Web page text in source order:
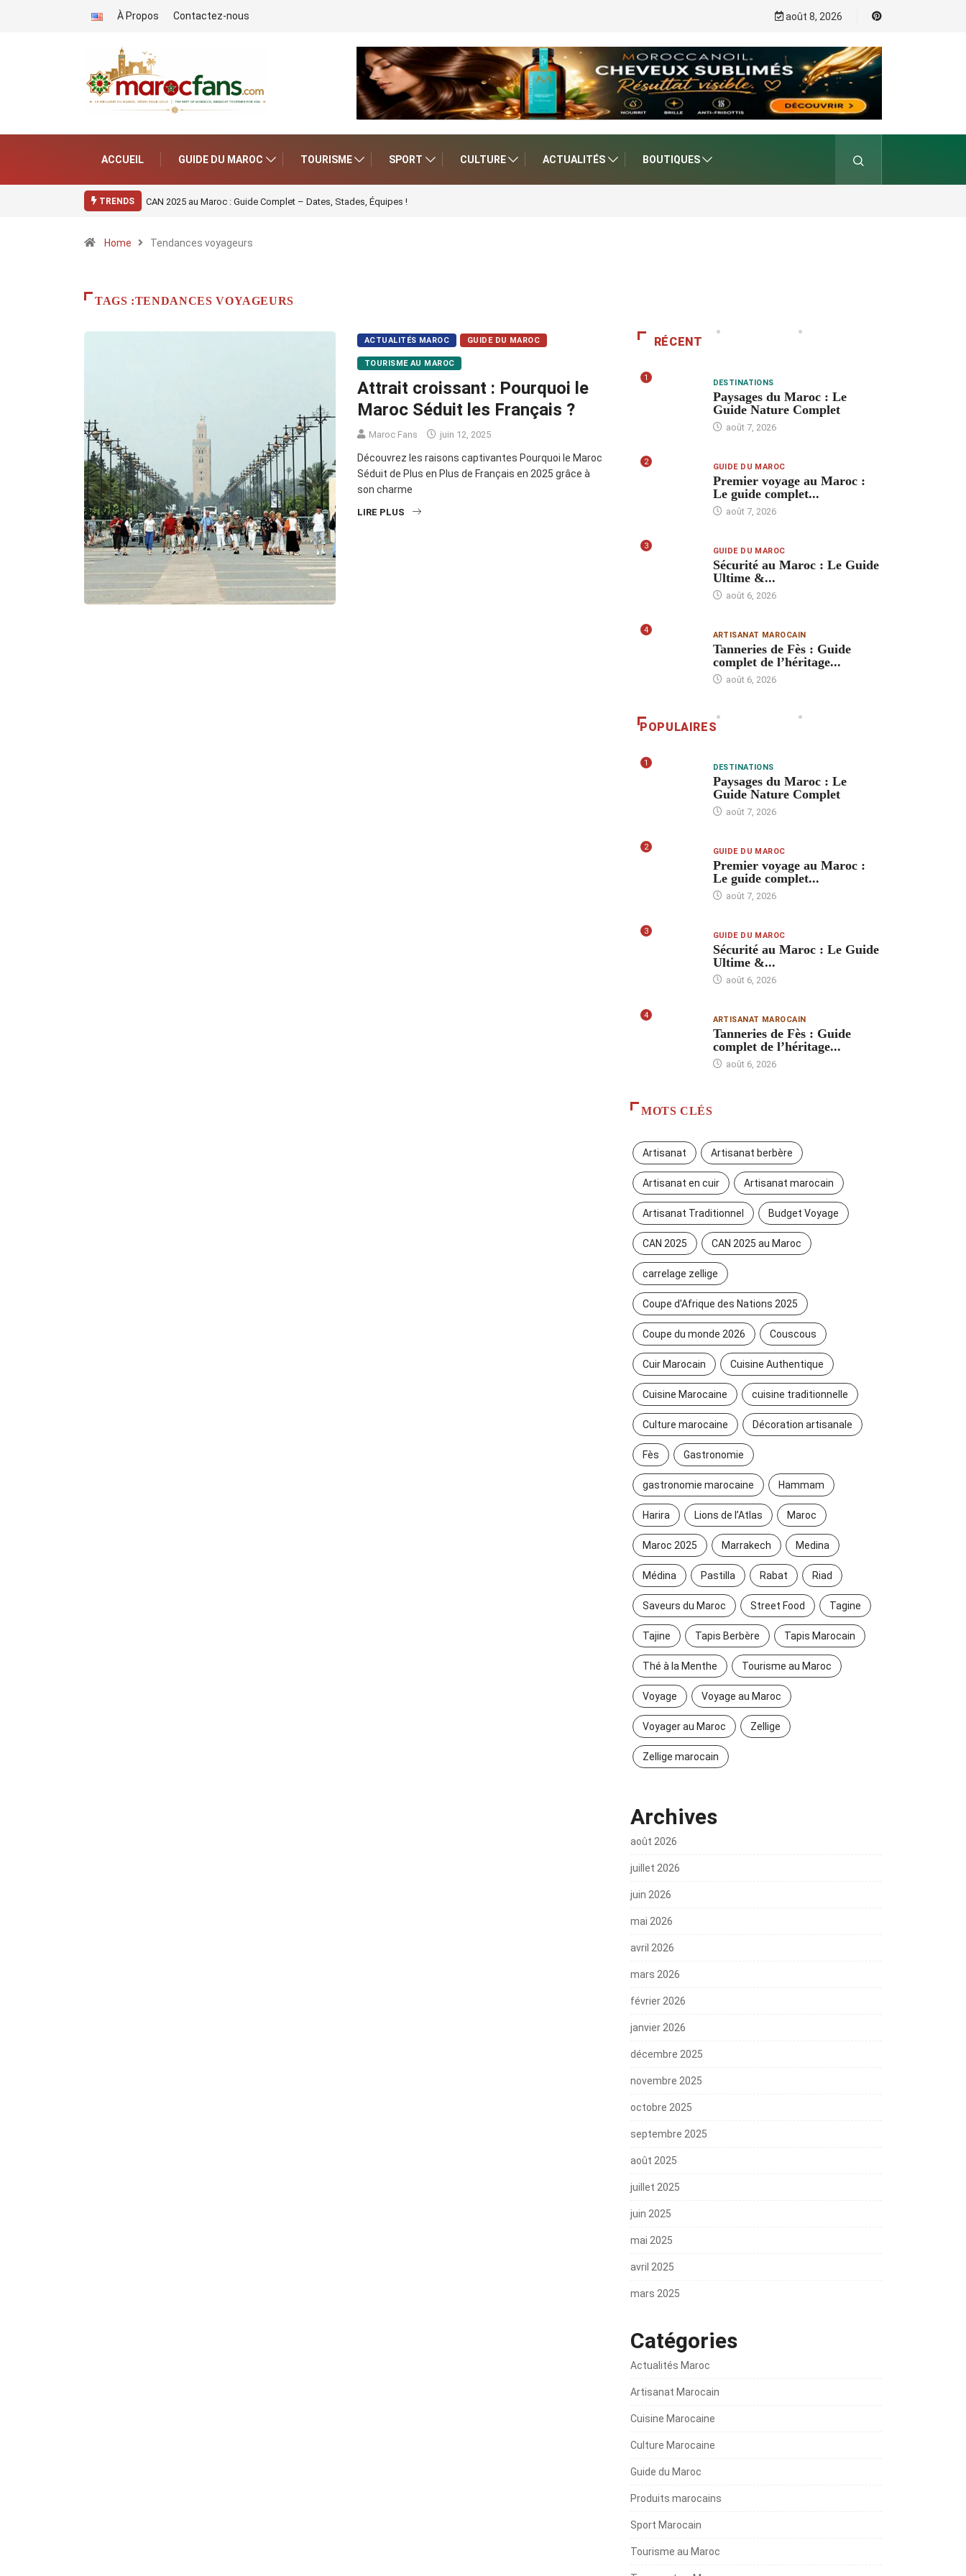
À Propos Contactez-nous août 8, 2026
ACCUEIL GUIDE DU MAROC TOURISME SPORT CULTURE ACTUALITÉS BOUTIQUES
TRENDS CAN 2025 au Maroc : Guide Complet – Dates, Stades, Équipes !
Home Tendances voyageurs
TAGS :TENDANCES VOYAGEURS
ACTUALITÉS MAROC GUIDE DU MAROC
TOURISME AU MAROC
Attrait croissant : Pourquoi le
Maroc Séduit les Français ?
Maroc Fans juin 12, 2025
Découvrez les raisons captivantes Pourquoi le Maroc
Séduit de Plus en Plus de Français en 2025 grâce à
son charme
LIRE PLUS
RÉCENT
1 DESTINATIONS
Paysages du Maroc : Le
Guide Nature Complet
août 7, 2026
2 GUIDE DU MAROC
Premier voyage au Maroc :
Le guide complet...
août 7, 2026
3 GUIDE DU MAROC
Sécurité au Maroc : Le Guide
Ultime &...
août 6, 2026
4 ARTISANAT MAROCAIN
Tanneries de Fès : Guide
complet de l’héritage...
août 6, 2026
POPULAIRES
1 DESTINATIONS
Paysages du Maroc : Le
Guide Nature Complet
août 7, 2026
2 GUIDE DU MAROC
Premier voyage au Maroc :
Le guide complet...
août 7, 2026
3 GUIDE DU MAROC
Sécurité au Maroc : Le Guide
Ultime &...
août 6, 2026
4 ARTISANAT MAROCAIN
Tanneries de Fès : Guide
complet de l’héritage...
août 6, 2026
MOTS CLÉS
Artisanat Artisanat berbère
Artisanat en cuir Artisanat marocain
Artisanat Traditionnel Budget Voyage
CAN 2025 CAN 2025 au Maroc
carrelage zellige
Coupe d'Afrique des Nations 2025
Coupe du monde 2026 Couscous
Cuir Marocain Cuisine Authentique
Cuisine Marocaine cuisine traditionnelle
Culture marocaine Décoration artisanale
Fès Gastronomie
gastronomie marocaine Hammam
Harira Lions de l’Atlas Maroc
Maroc 2025 Marrakech Medina
Médina Pastilla Rabat Riad
Saveurs du Maroc Street Food Tagine
Tajine Tapis Berbère Tapis Marocain
Thé à la Menthe Tourisme au Maroc
Voyage Voyage au Maroc
Voyager au Maroc Zellige
Zellige marocain
Archives
août 2026
juillet 2026
juin 2026
mai 2026
avril 2026
mars 2026
février 2026
janvier 2026
décembre 2025
novembre 2025
octobre 2025
septembre 2025
août 2025
juillet 2025
juin 2025
mai 2025
avril 2025
mars 2025
Catégories
Actualités Maroc
Artisanat Marocain
Cuisine Marocaine
Culture Marocaine
Guide du Maroc
Produits marocains
Sport Marocain
Tourisme au Maroc